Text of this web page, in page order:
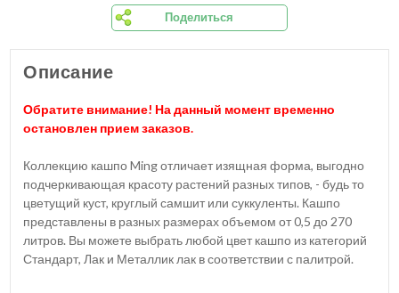
Поделиться
Описание
Обратите внимание! На данный момент временно
остановлен прием заказов.
Коллекцию кашпо Ming отличает изящная форма, выгодно
подчеркивающая красоту растений разных типов, - будь то
цветущий куст, круглый самшит или суккуленты. Кашпо
представлены в разных размерах объемом от 0,5 до 270
литров. Вы можете выбрать любой цвет кашпо из категорий
Стандарт, Лак и Металлик лак в соответствии с палитрой.